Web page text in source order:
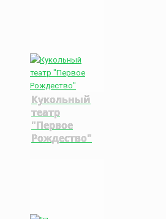
Кукольный
театр
"Первое
Рождество"